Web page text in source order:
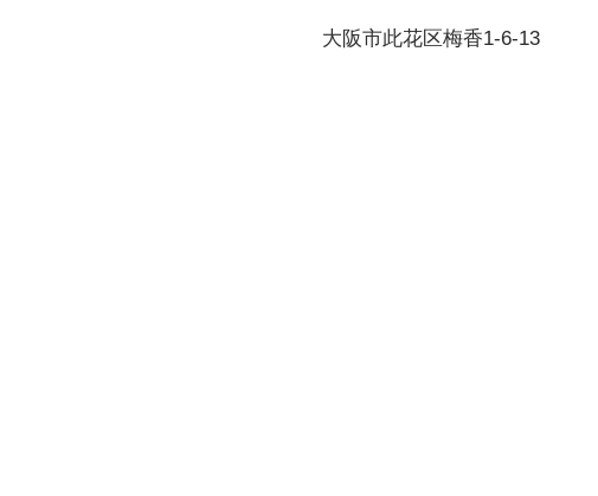
大阪市此花区梅香1-6-13